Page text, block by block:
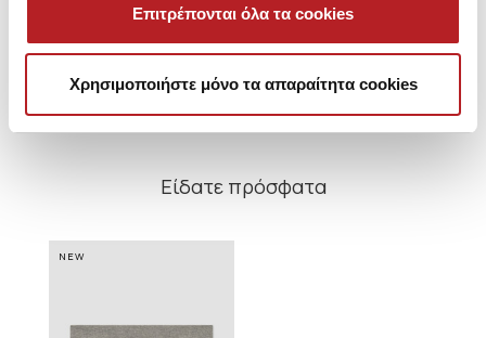
Επιτρέπονται όλα τα cookies
Χρησιμοποιήστε μόνο τα απαραίτητα cookies
Σλιπ 3τμχ
Από 7,85 € έως 8,05 €
Σλιπ
Από 6,60 € έως 7,00 €
Είδατε πρόσφατα
NEW